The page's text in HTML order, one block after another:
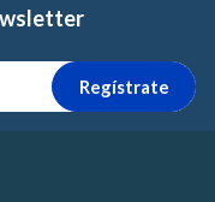
Regístrate